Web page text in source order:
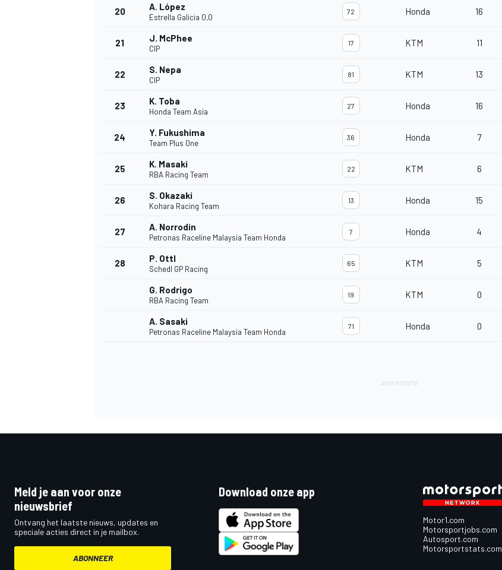
20 A. López
Estrella Galicia 0,0
72 Honda 16
21 J. McPhee
CIP
17 KTM 11
22 S. Nepa
CIP
81 KTM 13
23 K. Toba
Honda Team Asia
27 Honda 16
24 Y. Fukushima
Team Plus One
36 Honda 7
25 K. Masaki
RBA Racing Team
22 KTM 6
26 S. Okazaki
Kohara Racing Team
13 Honda 15
27 A. Norrodin
Petronas Raceline Malaysia Team Honda
7 Honda 4
28 P. Ottl
Schedl GP Racing
65 KTM 5
G. Rodrigo
RBA Racing Team
19 KTM 0
A. Sasaki
Petronas Raceline Malaysia Team Honda
71 Honda 0
Meld je aan voor onze
nieuwsbrief
Ontvang het laatste nieuws, updates en
speciale acties direct in je mailbox.
ABONNEER
Download onze app
Motor1.com
Motorsportjobs.com
Autosport.com
Motorsportstats.com